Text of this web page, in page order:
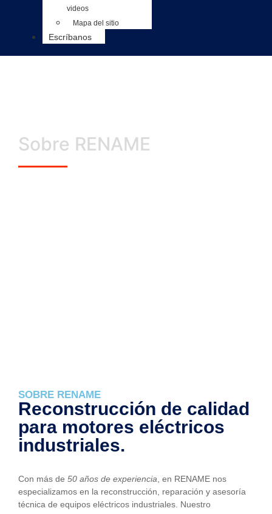
videos
Mapa del sitio
Escríbanos
Sobre RENAME
SOBRE RENAME
Reconstrucción de calidad
para motores eléctricos
industriales.
Con más de 50 años de experiencia , en RENAME nos
especializamos en la reconstrucción, reparación y asesoría
técnica de equipos eléctricos industriales. Nuestro